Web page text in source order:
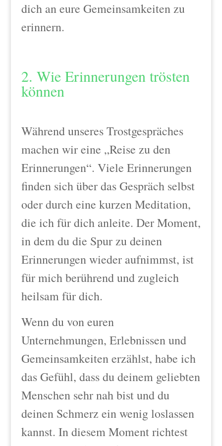
dich an eure Gemeinsamkeiten zu
erinnern.
2. Wie Erinnerungen trösten
können
Während unseres Trostgespräches
machen wir eine „Reise zu den
Erinnerungen“. Viele Erinnerungen
finden sich über das Gespräch selbst
oder durch eine kurzen Meditation,
die ich für dich anleite. Der Moment,
in dem du die Spur zu deinen
Erinnerungen wieder aufnimmst, ist
für mich berührend und zugleich
heilsam für dich.
Wenn du von euren
Unternehmungen, Erlebnissen und
Gemeinsamkeiten erzählst, habe ich
das Gefühl, dass du deinem geliebten
Menschen sehr nah bist und du
deinen Schmerz ein wenig loslassen
kannst. In diesem Moment richtest